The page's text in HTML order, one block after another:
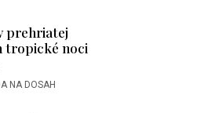
prehriatej
tropické noci
NA DOSAH